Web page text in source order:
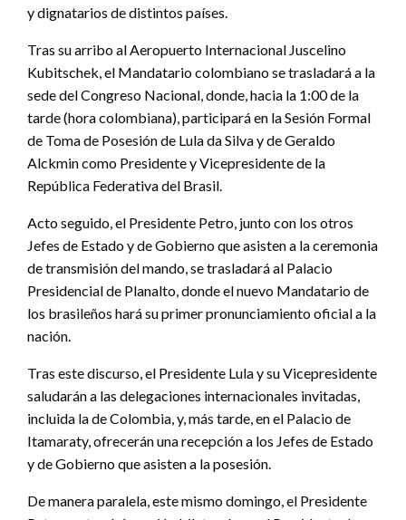
y dignatarios de distintos países.
Tras su arribo al Aeropuerto Internacional Juscelino
Kubitschek, el Mandatario colombiano se trasladará a la
sede del Congreso Nacional, donde, hacia la 1:00 de la
tarde (hora colombiana), participará en la Sesión Formal
de Toma de Posesión de Lula da Silva y de Geraldo
Alckmin como Presidente y Vicepresidente de la
República Federativa del Brasil.
Acto seguido, el Presidente Petro, junto con los otros
Jefes de Estado y de Gobierno que asisten a la ceremonia
de transmisión del mando, se trasladará al Palacio
Presidencial de Planalto, donde el nuevo Mandatario de
los brasileños hará su primer pronunciamiento oficial a la
nación.
Tras este discurso, el Presidente Lula y su Vicepresidente
saludarán a las delegaciones internacionales invitadas,
incluida la de Colombia, y, más tarde, en el Palacio de
Itamaraty, ofrecerán una recepción a los Jefes de Estado
y de Gobierno que asisten a la posesión.
De manera paralela, este mismo domingo, el Presidente